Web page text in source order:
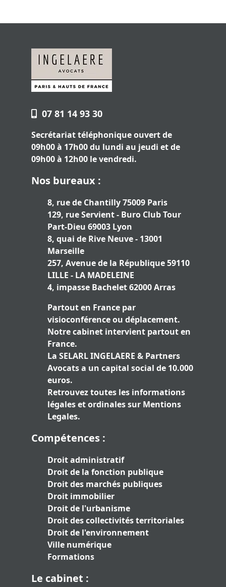
07 81 14 93 30
Secrétariat téléphonique ouvert de
09h00 à 17h00 du lundi au jeudi et de
09h00 à 12h00 le vendredi.
Nos bureaux :
8, rue de Chantilly 75009 Paris
129, rue Servient - Buro Club Tour
Part-Dieu 69003 Lyon
8, quai de Rive Neuve - 13001
Marseille
257, Avenue de la République 59110
LILLE - LA MADELEINE
4, impasse Bachelet 62000 Arras
Partout en France par
visioconférence ou déplacement.
Notre cabinet intervient partout en
France.
La SELARL INGELAERE & Partners
Avocats a un capital social de 10.000
euros.
Retrouvez toutes les informations
légales et ordinales sur Mentions
Legales.
Compétences :
Droit administratif
Droit de la fonction publique
Droit des marchés publiques
Droit immobilier
Droit de l'urbanisme
Droit des collectivités territoriales
Droit de l'environnement
Ville numérique
Formations
Le cabinet :